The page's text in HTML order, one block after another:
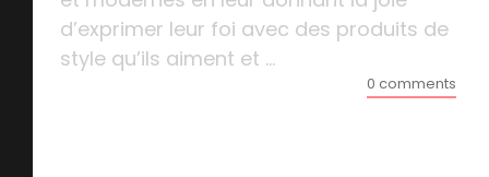
d’exprimer leur foi avec des produits de
style qu’ils aiment et ...
0 comments